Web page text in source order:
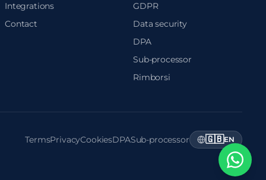
Integrations
Contact
GDPR
Data security
DPA
Sub-processor
Rimborsi
TermsPrivacyCookiesDPASub-processor 🇬🇧EN